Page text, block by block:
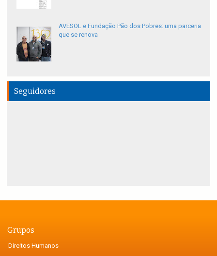
AVESOL e Fundação Pão dos Pobres: uma parceria
que se renova
Seguidores
Grupos
Direitos Humanos